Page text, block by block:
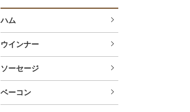
ハム
ウインナー
ソーセージ
ベーコン